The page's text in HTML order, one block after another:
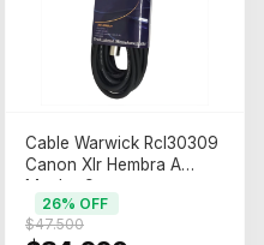
Cable Warwick Rcl30309
Canon Xlr Hembra A
Macho 9metros
$47.500
26% OFF